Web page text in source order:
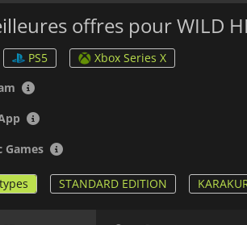
offres pour WILD
PS5
Xbox Series X
Games
STANDARD EDITION